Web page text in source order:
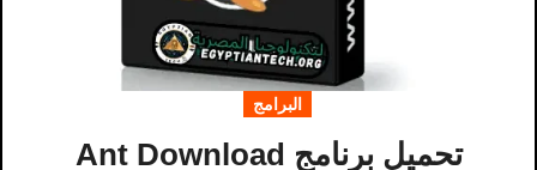
البرامج
تحميل برنامج Ant Download